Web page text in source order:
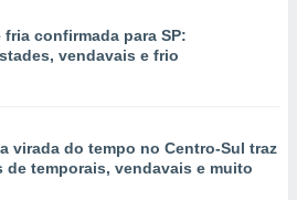
fria confirmada para SP:
vendavais e frio
virada do tempo no Centro-Sul traz
de temporais, vendavais e muito